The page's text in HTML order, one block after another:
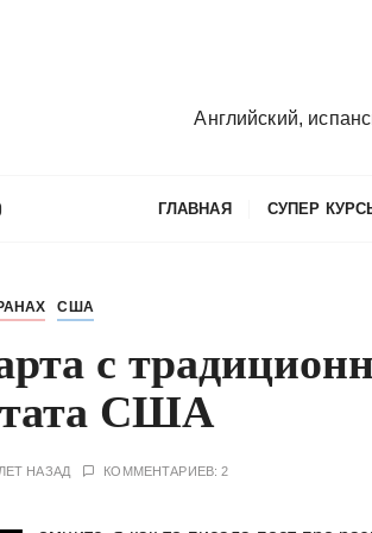
Английский,
ГЛАВНАЯ СУПЕР
США
с
США
НАЗАД КОММЕНТАРИЕВ: 2